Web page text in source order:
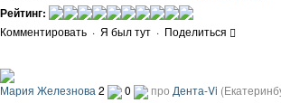
Рейтинг:
Комментировать · Я был тут · Поделиться
Мария Железнова 2 0 про Дента-Vi